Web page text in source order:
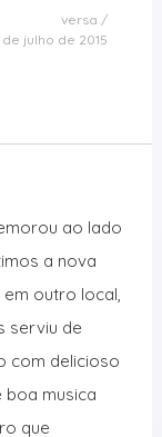
versa
de julho de 2015
ao lado
a nova
outro local,
serviu de
com delicioso
boa musica
que